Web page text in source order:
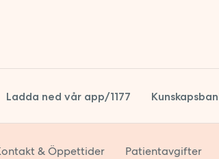
Ladda ned vår app/1177
& Öppettider Patientavgifter